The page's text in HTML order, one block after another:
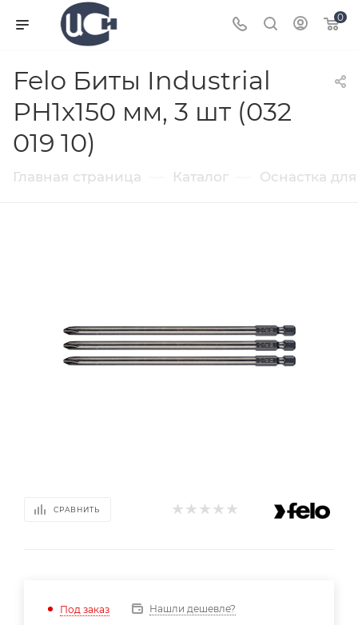
0
Felo Биты Industrial
PH1x150 мм, 3 шт (032
019 10)
Главная страница Каталог Оснастка
СРАВНИТЬ
Под заказ Нашли дешевле?